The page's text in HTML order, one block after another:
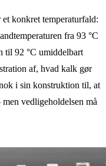
et konkret temperaturfald:
fra 93 °C
til 92 °C umiddelbart
af, hvad kalk gør
i sin konstruktion til, at
vedligeholdelsen må